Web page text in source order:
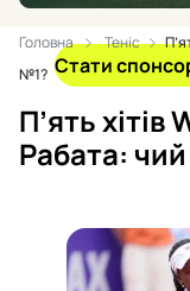
Стати
Головна Теніс
№1?
П’ять хітів
Рабата: